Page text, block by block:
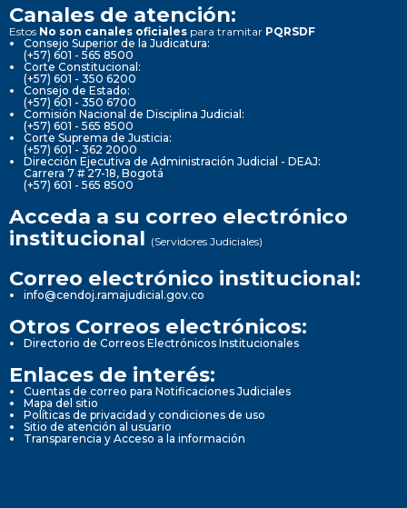
Canales de atención:
Estos No son canales oficiales para tramitar PQRSDF
Consejo Superior de la Judicatura:
(+57) 601 - 565 8500
Corte Constitucional:
(+57) 601 - 350 6200
Consejo de Estado:
(+57) 601 - 350 6700
Comisión Nacional de Disciplina Judicial:
(+57) 601 - 565 8500
Corte Suprema de Justicia:
(+57) 601 - 362 2000
Dirección Ejecutiva de Administración Judicial - DEAJ:
Carrera 7 # 27-18, Bogotá
(+57) 601 - 565 8500
Acceda a su correo electrónico
institucional (Servidores Judiciales)
Correo electrónico institucional:
info@cendoj.ramajudicial.gov.co
Otros Correos electrónicos:
Directorio de Correos Electrónicos Institucionales
Enlaces de interés:
Cuentas de correo para Notificaciones Judiciales
Mapa del sitio
Políticas de privacidad y condiciones de uso
Sitio de atención al usuario
Transparencia y Acceso a la información